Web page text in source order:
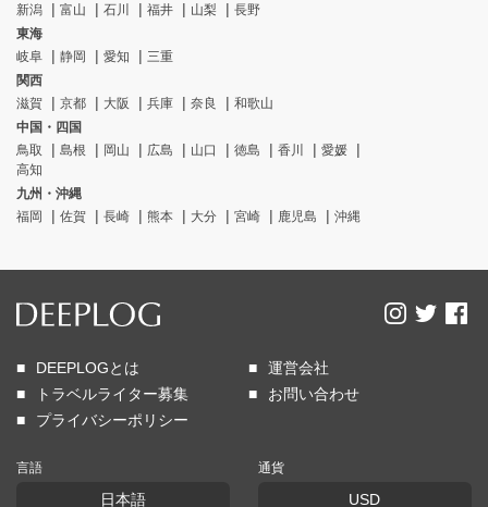
新潟
富山 石川 福井 山梨
長野
東海
岐阜
静岡 愛知
三重
関西
滋賀
京都 大阪 兵庫 奈良
和歌山
中国・四国
鳥取
島根 岡山 広島 山口 徳島 香川
愛媛
高知
九州・沖縄
福岡
佐賀 長崎 熊本 大分 宮崎 鹿児島 沖縄
DEEPLOGとは
運営会社
トラベルライター募集
お問い合わせ
プライバシーポリシー
言語
日本語
通貨
USD